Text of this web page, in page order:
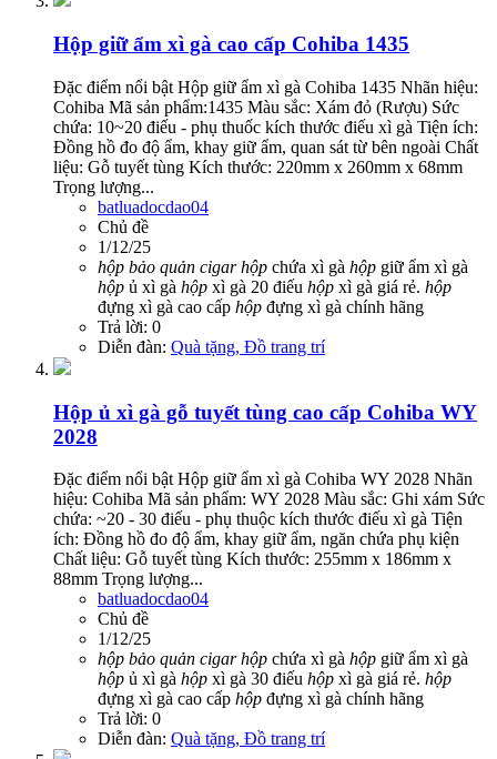
Hộp giữ ẩm xì gà cao cấp Cohiba 1435
Đặc điểm nổi bật Hộp giữ ẩm xì gà Cohiba 1435 Nhãn hiệu:
Cohiba Mã sản phẩm:1435 Màu sắc: Xám đỏ (Rượu) Sức
chứa: 10~20 điếu - phụ thuốc kích thước điếu xì gà Tiện ích:
Đồng hồ đo độ ẩm, khay giữ ẩm, quan sát từ bên ngoài Chất
liệu: Gỗ tuyết tùng Kích thước: 220mm x 260mm x 68mm
Trọng lượng...
batluadocdao04
Chủ đề
1/12/25
hộp bảo quản cigar hộp chứa xì gà hộp giữ ẩm xì gà
hộp ủ xì gà hộp xì gà 20 điếu hộp xì gà giá rẻ. hộp
đựng xì gà cao cấp hộp đựng xì gà chính hãng
Trả lời: 0
Diễn đàn: Quà tặng, Đồ trang trí
Hộp ủ xì gà gỗ tuyết tùng cao cấp Cohiba WY
2028
Đặc điểm nổi bật Hộp giữ ẩm xì gà Cohiba WY 2028 Nhãn
hiệu: Cohiba Mã sản phẩm: WY 2028 Màu sắc: Ghi xám Sức
chứa: ~20 - 30 điếu - phụ thuộc kích thước điếu xì gà Tiện
ích: Đồng hồ đo độ ẩm, khay giữ ẩm, ngăn chứa phụ kiện
Chất liệu: Gỗ tuyết tùng Kích thước: 255mm x 186mm x
88mm Trọng lượng...
batluadocdao04
Chủ đề
1/12/25
hộp bảo quản cigar hộp chứa xì gà hộp giữ ẩm xì gà
hộp ủ xì gà hộp xì gà 30 điếu hộp xì gà giá rẻ. hộp
đựng xì gà cao cấp hộp đựng xì gà chính hãng
Trả lời: 0
Diễn đàn: Quà tặng, Đồ trang trí